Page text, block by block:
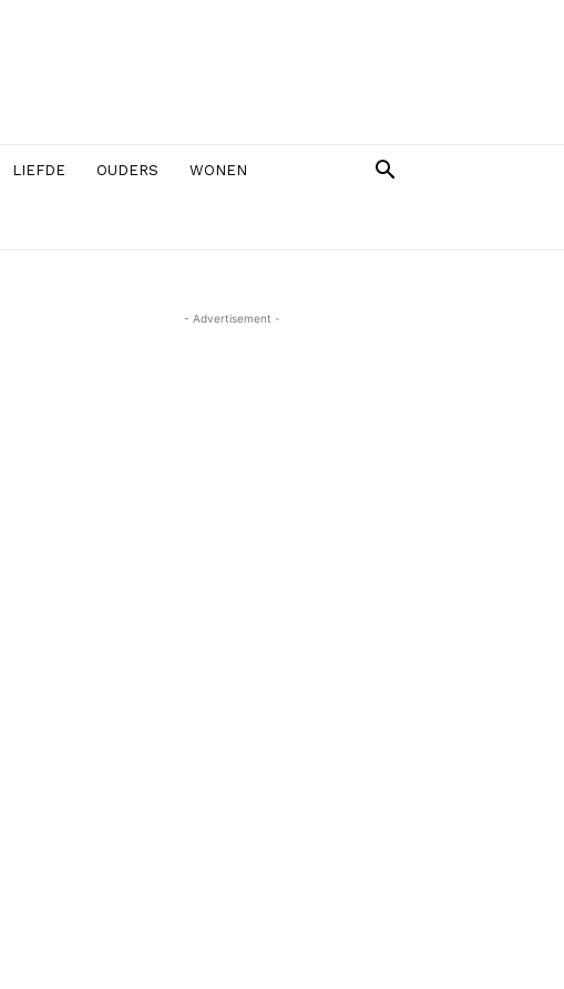
LIEFDE OUDERS WONEN
- Advertisement -